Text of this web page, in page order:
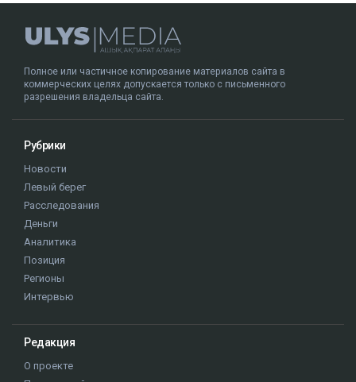
Полное или частичное копирование материалов сайта в
коммерческих целях допускается только с письменного
разрешения владельца сайта.
Рубрики
Новости
Левый берег
Расследования
Деньги
Аналитика
Позиция
Регионы
Интервью
Редакция
О проекте